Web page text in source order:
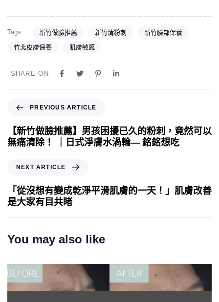
Tags: 新竹做臉推薦 新竹清粉刺 新竹臉部保養
竹北皮膚保養 肌膚敏感
SHARE ON
PREVIOUS ARTICLE
【新竹做臉推薦】男孩困擾已久的粉刺，竟然可以
無痛清除！ ｜日式淨膚水渦輪— 銘銘想吃
NEXT ARTICLE
「從沒想有變成乾淨平滑肌膚的一天！」肌膚改善
是大家有目共睹
You may also like